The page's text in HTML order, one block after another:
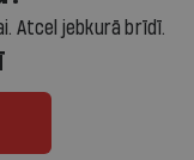
Atcel jebkurā brīdī.